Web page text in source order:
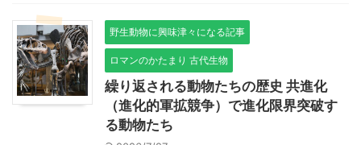
野生動物に興味津々になる記事
ロマンのかたまり 古代生物
繰り返される動物たちの歴史 共進化
（進化的軍拡競争）で進化限界突破す
る動物たち